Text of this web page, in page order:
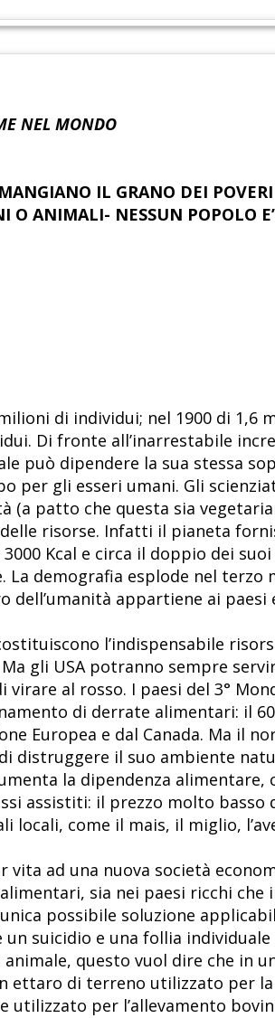
NEL MONDO
IL GRANO DEI
O ANIMALI- NESSUN POPOLO
di individui; nel 1900 di 1,6
Di fronte all’inarrestabile
può dipendere la sua stessa
per gli esseri umani. Gli
patto che questa sia
risorse. Infatti il pianeta
Kcal e circa il doppio dei
demografia esplode nel terzo
appartiene ai paesi
l’indispensabile
gli USA potranno sempre
virare al rosso. I paesi del 3°
di derrate alimentari: il
Europea e dal Canada. Ma il
distruggere il suo ambiente
la dipendenza
assistiti: il prezzo molto
come il mais, il miglio,
ad una nuova società
sia nei paesi ricchi che
possibile soluzione
suicidio e una follia
questo vuol dire che in
ettaro di terreno utilizzato per
utilizzato per l’allevamento